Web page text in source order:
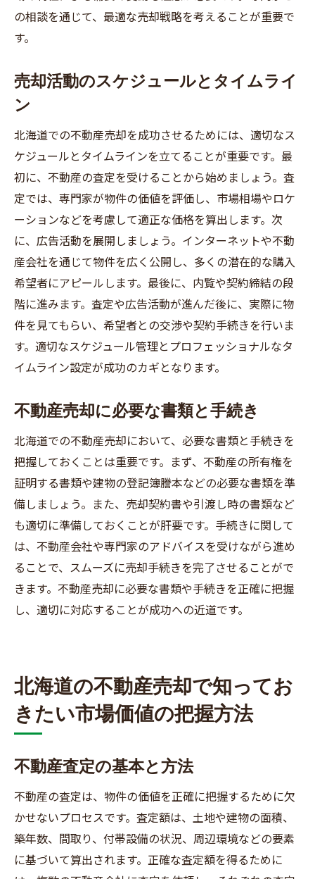
広告戦略の誤りによる失敗
契約トラブルを未然に防ぐ方法
専門家の意見を無視した結果
売却前に行うべき修繕箇所のチェック
リフォームと修繕の違いと選び方
修繕による物件価値の向上と効果
プロに頼むべき修繕と自分でできる手入れ
修繕費用の見積もりと予算管理
修繕と手入れが売却に与える影響
北海道で信頼できる不動産業者選びのポイント
信頼できる業者の選び方と基準
地元の実績豊富な業者を選ぶ理由
見積もりと契約内容の確認ポイント
専門家とのコミュニケーションの重要性
不動産業者との長期的な関係づくり
の相談を通じて、最適な売却戦略を考えることが重要で
す。
売却活動のスケジュールとタイムライ
ン
北海道での不動産売却を成功させるためには、適切なス
ケジュールとタイムラインを立てることが重要です。最
初に、不動産の査定を受けることから始めましょう。査
定では、専門家が物件の価値を評価し、市場相場やロケ
ーションなどを考慮して適正な価格を算出します。次
に、広告活動を展開しましょう。インターネットや不動
産会社を通じて物件を広く公開し、多くの潜在的な購入
希望者にアピールします。最後に、内覧や契約締結の段
階に進みます。査定や広告活動が進んだ後に、実際に物
件を見てもらい、希望者との交渉や契約手続きを行いま
す。適切なスケジュール管理とプロフェッショナルなタ
イムライン設定が成功のカギとなります。
不動産売却に必要な書類と手続き
北海道での不動産売却において、必要な書類と手続きを
把握しておくことは重要です。まず、不動産の所有権を
証明する書類や建物の登記簿謄本などの必要な書類を準
備しましょう。また、売却契約書や引渡し時の書類など
も適切に準備しておくことが肝要です。手続きに関して
は、不動産会社や専門家のアドバイスを受けながら進め
ることで、スムーズに売却手続きを完了させることがで
きます。不動産売却に必要な書類や手続きを正確に把握
し、適切に対応することが成功への近道です。
北海道の不動産売却で知ってお
きたい市場価値の把握方法
不動産査定の基本と方法
不動産の査定は、物件の価値を正確に把握するために欠
かせないプロセスです。査定額は、土地や建物の面積、
築年数、間取り、付帯設備の状況、周辺環境などの要素
に基づいて算出されます。正確な査定額を得るために